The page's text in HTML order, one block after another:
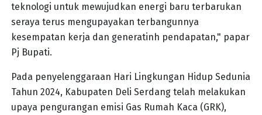
teknologi untuk mewujudkan energi baru terbarukan
seraya terus mengupayakan terbangunnya
kesempatan kerja dan generatinh pendapatan," papar
Pj Bupati.
Pada penyelenggaraan Hari Lingkungan Hidup Sedunia
Tahun 2024, Kabupaten Deli Serdang telah melakukan
upaya pengurangan emisi Gas Rumah Kaca (GRK),